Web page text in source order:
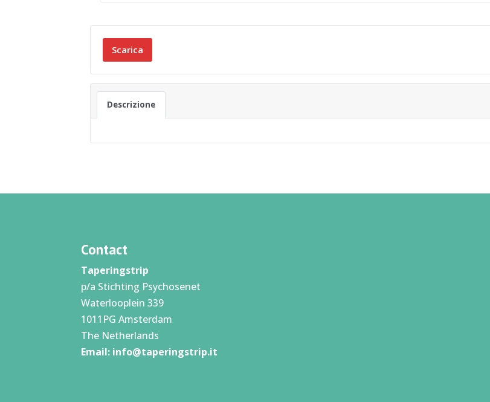
Scarica
Descrizione
Contact
Taperingstrip
p/a Stichting Psychosenet
Waterlooplein 339
1011PG Amsterdam
The Netherlands
Email: info@taperingstrip.it